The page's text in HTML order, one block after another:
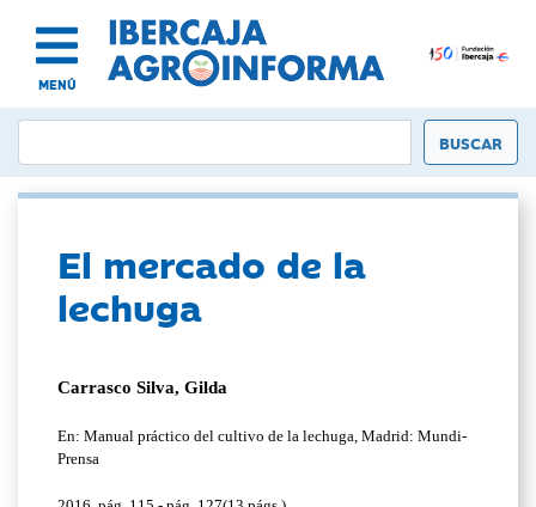
MENÚ
El mercado de la
lechuga
Carrasco Silva, Gilda
En: Manual práctico del cultivo de la lechuga, Madrid: Mundi-
Prensa